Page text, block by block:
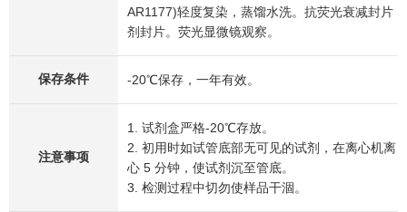
AR1177)轻度复染，蒸馏水洗。抗荧光衰减封片
剂封片。荧光显微镜观察。
保存条件 -20℃保存，一年有效。
注意事项
1. 试剂盒严格-20℃存放。
2. 初用时如试管底部无可见的试剂，在离心机离
心 5 分钟，使试剂沉至管底。
3. 检测过程中切勿使样品干涸。